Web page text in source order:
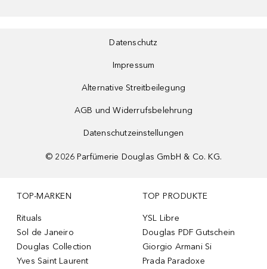
Datenschutz
Impressum
Alternative Streitbeilegung
AGB und Widerrufsbelehrung
Datenschutzeinstellungen
© 2026 Parfümerie Douglas GmbH & Co. KG.
TOP-MARKEN
Rituals
Sol de Janeiro
Douglas Collection
Yves Saint Laurent
TOP PRODUKTE
YSL Libre
Douglas PDF Gutschein
Giorgio Armani Si
Prada Paradoxe